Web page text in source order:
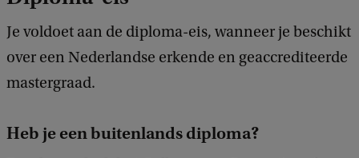
Je voldoet aan de diploma-eis, wanneer je beschikt
over een Nederlandse erkende en geaccrediteerde
mastergraad.
Heb je een buitenlands diploma?